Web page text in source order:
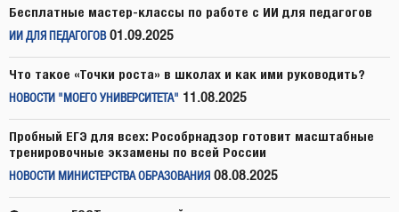
Бесплатные мастер-классы по работе с ИИ для педагогов
ИИ ДЛЯ ПЕДАГОГОВ 01.09.2025
Что такое «Точки роста» в школах и как ими руководить?
НОВОСТИ "МОЕГО УНИВЕРСИТЕТА" 11.08.2025
Пробный ЕГЭ для всех: Рособрнадзор готовит масштабные
тренировочные экзамены по всей России
НОВОСТИ МИНИСТЕРСТВА ОБРАЗОВАНИЯ 08.08.2025